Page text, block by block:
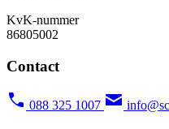
KvK-nummer
86805002
Contact
088 325 1007